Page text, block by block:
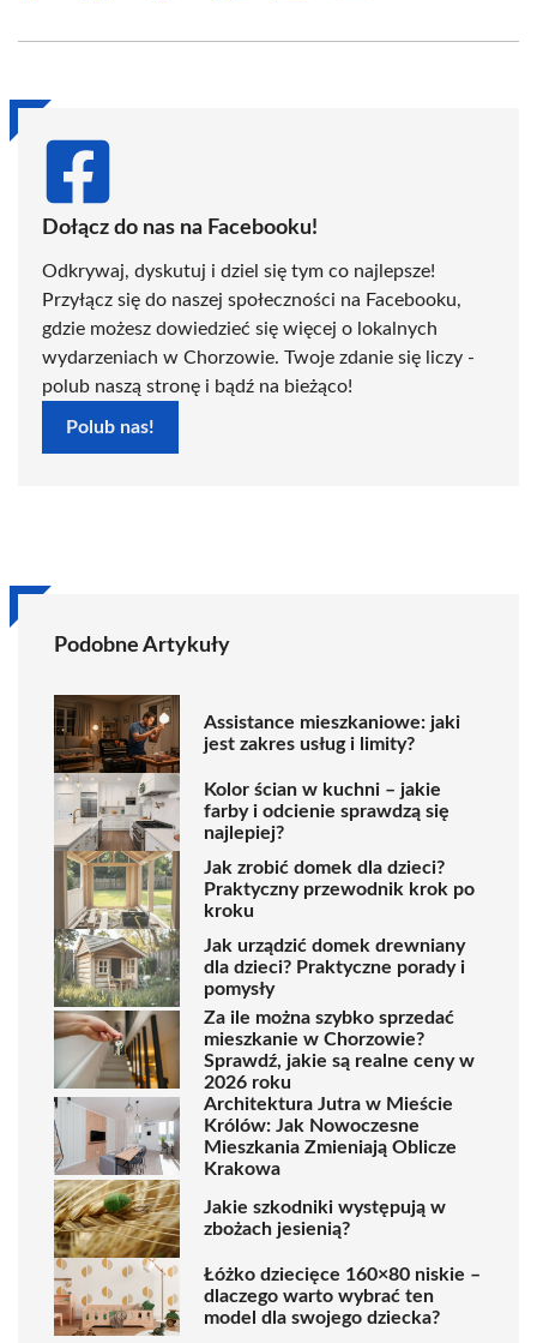
(Twitter)
Dołącz do nas na Facebooku!
Odkrywaj, dyskutuj i dziel się tym co najlepsze!
Przyłącz się do naszej społeczności na Facebooku,
gdzie możesz dowiedzieć się więcej o lokalnych
wydarzeniach w Chorzowie. Twoje zdanie się liczy -
polub naszą stronę i bądź na bieżąco!
Polub nas!
Podobne Artykuły
Assistance mieszkaniowe: jaki
jest zakres usług i limity?
Kolor ścian w kuchni – jakie
farby i odcienie sprawdzą się
najlepiej?
Jak zrobić domek dla dzieci?
Praktyczny przewodnik krok po
kroku
Jak urządzić domek drewniany
dla dzieci? Praktyczne porady i
pomysły
Za ile można szybko sprzedać
mieszkanie w Chorzowie?
Sprawdź, jakie są realne ceny w
2026 roku
Architektura Jutra w Mieście
Królów: Jak Nowoczesne
Mieszkania Zmieniają Oblicze
Krakowa
Jakie szkodniki występują w
zbożach jesienią?
Łóżko dziecięce 160×80 niskie –
dlaczego warto wybrać ten
model dla swojego dziecka?